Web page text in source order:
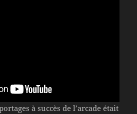
à succès de l’arcade était